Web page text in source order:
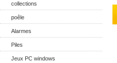
collections
poêle
Alarmes
Piles
Jeux PC windows